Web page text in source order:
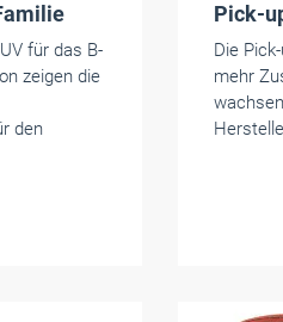
für das B-
zeigen die
den
Pick-
Die
mehr